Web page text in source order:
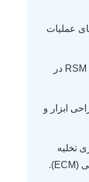
عملیات
استفاده از روش‌های Taguchi یا RSM در
ابزار و
تخلیه